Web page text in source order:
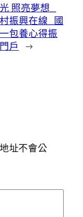
照亮夢想_
振興在線_國
包養心得振
戶
→
址不會公